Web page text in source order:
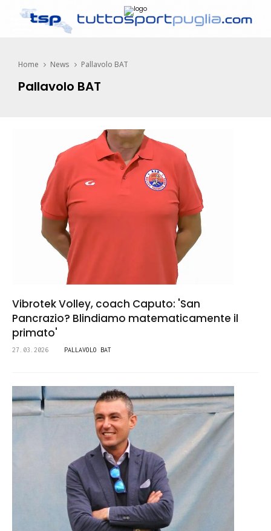
Home News Pallavolo BAT
Pallavolo BAT
Vibrotek Volley, coach Caputo: 'San
Pancrazio? Blindiamo matematicamente il
primato'
27.03.2026 PALLAVOLO BAT